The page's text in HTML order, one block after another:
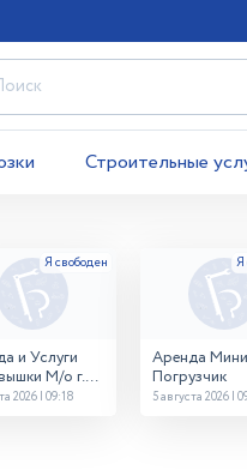
Строительные
и Услуги
М/о г.
2026 | 09:18
Аренда
Погрузчик
5 августа 2026 |